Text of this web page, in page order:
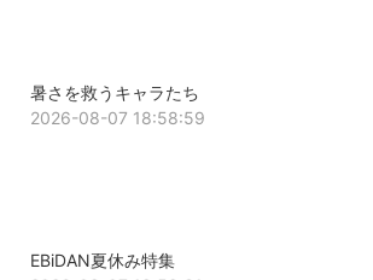
暑さを救うキャラたち
2026-08-07 18:58:59
EBiDAN夏休み特集